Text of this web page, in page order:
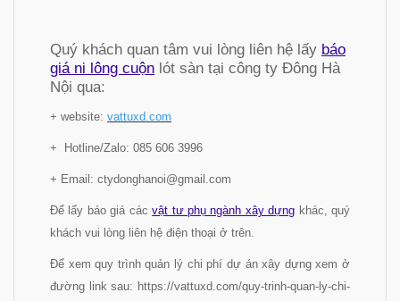
Quý khách quan tâm vui lòng liên hệ lấy báo
giá ni lông cuộn lót sàn tại công ty Đông Hà
Nội qua:
+ website: vattuxd.com
+ Hotline/Zalo: 085 606 3996
+ Email: ctydonghanoi@gmail.com
Để lấy báo giá cácvật tư phụ ngành xây dựng khác, quý
khách vui lòng liên hệ điện thoại ở trên.
Để xem quy trình quản lý chi phí dự án xây dựng xem ở
đường link sau: https://vattuxd.com/quy-trinh-quan-ly-chi-